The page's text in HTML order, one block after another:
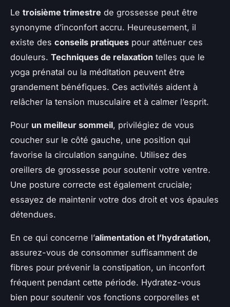
Le troisième trimestre de grossesse peut être
synonyme d’inconfort accru. Heureusement, il
existe des conseils pratiques pour atténuer ces
douleurs. Techniques de relaxation telles que le
yoga prénatal ou la méditation peuvent être
grandement bénéfiques. Ces activités aident à
relâcher la tension musculaire et à calmer l’esprit.
Pour un meilleur sommeil, privilégiez de vous
coucher sur le côté gauche, une position qui
favorise la circulation sanguine. Utilisez des
oreillers de grossesse pour soutenir votre ventre.
Une posture correcte est également cruciale;
essayez de maintenir votre dos droit et vos épaules
détendues.
En ce qui concerne l’alimentation et l’hydratation,
assurez-vous de consommer suffisamment de
fibres pour prévenir la constipation, un inconfort
fréquent pendant cette période. Hydratez-vous
bien pour soutenir vos fonctions corporelles et